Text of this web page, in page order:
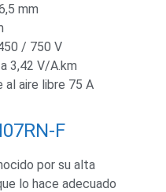
mm
/ 750 V
3,42 V/A.km
al aire libre 75 A
F
por su alta
lo hace adecuado